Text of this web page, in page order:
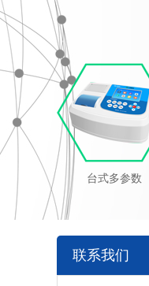
台式多参数
联系我们